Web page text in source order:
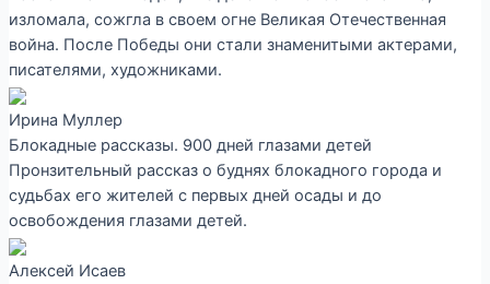
изломала, сожгла в своем огне Великая Отечественная
война. После Победы они стали знаменитыми актерами,
писателями, художниками.
Ирина Муллер
Блокадные рассказы. 900 дней глазами детей
Пронзительный рассказ о буднях блокадного города и
судьбах его жителей с первых дней осады и до
освобождения глазами детей.
Алексей Исаев